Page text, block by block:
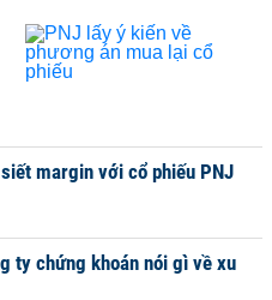
margin với cổ phiếu PNJ
ty chứng khoán nói gì về xu